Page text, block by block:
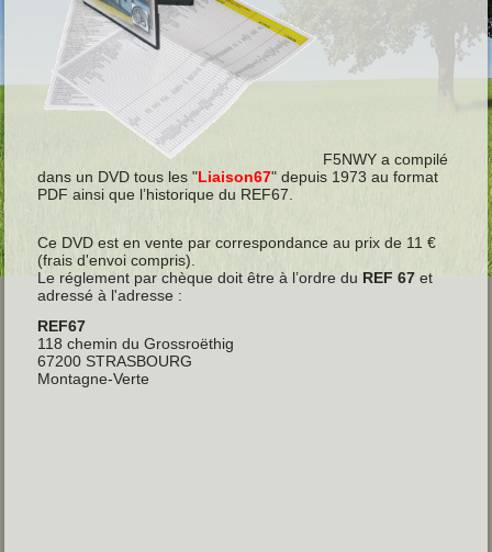
F5NWY a compilé
dans un DVD tous les "Liaison67" depuis 1973 au format
PDF ainsi que l’historique du REF67.
Ce DVD est en vente par correspondance au prix de 11 €
(frais d'envoi compris).
Le réglement par chèque doit être à l’ordre du REF 67 et
adressé à l'adresse :
REF67
118 chemin du Grossroëthig
67200 STRASBOURG
Montagne-Verte